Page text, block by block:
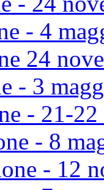
- 4
24
- 3
- 21-22
- 8
- 12